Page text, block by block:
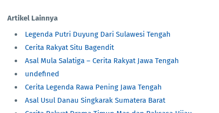
Artikel Lainnya
Legenda Putri Duyung Dari Sulawesi Tengah
Cerita Rakyat Situ Bagendit
Asal Mula Salatiga – Cerita Rakyat Jawa Tengah
undefined
Cerita Legenda Rawa Pening Jawa Tengah
Asal Usul Danau Singkarak Sumatera Barat